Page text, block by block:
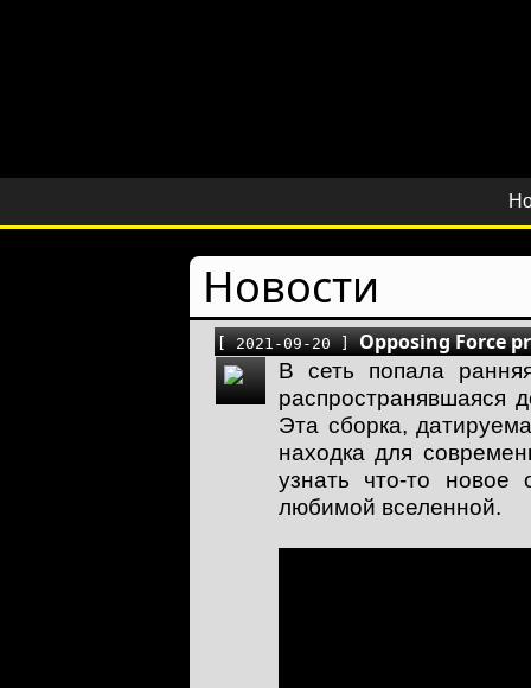
Новости
[ 2021-09-20 ]Opposing Force
В сеть попала
распространявшаяся
Эта сборка,
находка для
узнать что-то новое
любимой вселенной.